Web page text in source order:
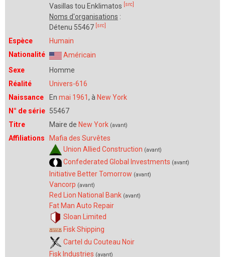
Vasillas tou Enklimatos [src]
Noms d'organisations :
Détenu 55467 [src]
Espèce
Humain
Nationalité
Américain
Sexe
Homme
Réalité
Univers-616
Naissance
En mai 1961, à New York
N° de série 55467
Titre
Maire de New York (avant)
Affiliations
Mafia des Survêtes
Union Allied Construction (avant)
Confederated Global Investments (avant)
Initiative Better Tomorrow (avant)
Vancorp (avant)
Red Lion National Bank (avant)
Fat Man Auto Repair
Sloan Limited
Fisk Shipping
Cartel du Couteau Noir
Fisk Industries (avant)